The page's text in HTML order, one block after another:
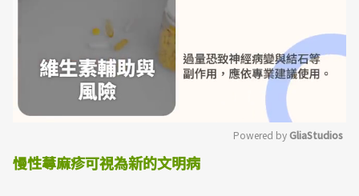
Powered by GliaStudios
慢性蕁麻疹可視為新的文明病